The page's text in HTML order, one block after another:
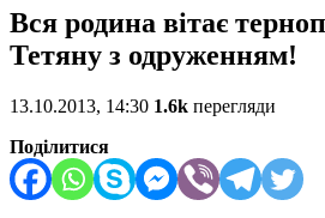
Вся родина вітає
Тетяну з одруженням!
13.10.2013, 14:30 1.6k перегляди
Поділитися